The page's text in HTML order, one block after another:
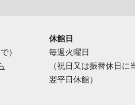
）
休館日
毎週火曜日
（祝日又は振替休日に
翌平日休館）